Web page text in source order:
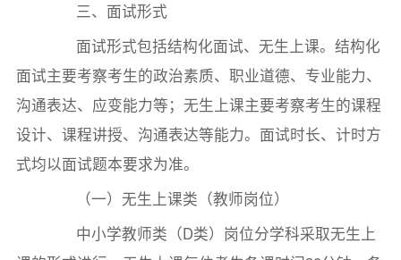
三、面试形式
面试形式包括结构化面试、无生上课。结构化
面试主要考察考生的政治素质、职业道德、专业能力、
沟通表达、应变能力等；无生上课主要考察考生的课程
设计、课程讲授、沟通表达等能力。面试时长、计时方
式均以面试题本要求为准。
（一）无生上课类（教师岗位）
中小学教师类（D类）岗位分学科采取无生上